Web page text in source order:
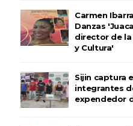
Carmen
Danzas
director de
y Cultura'
Sijin captura
integrantes
expendedor